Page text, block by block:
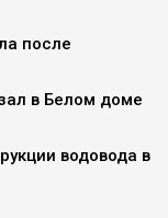
после
в Белом доме
водовода в